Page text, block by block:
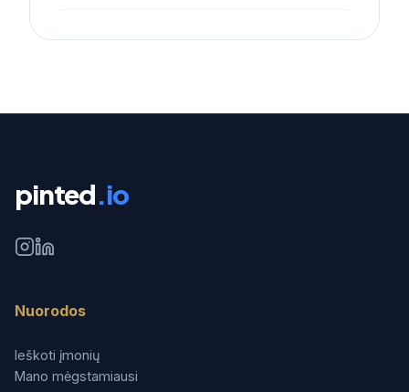
pinted.io
Nuorodos
Ieškoti įmonių
Mano mėgstamiausi